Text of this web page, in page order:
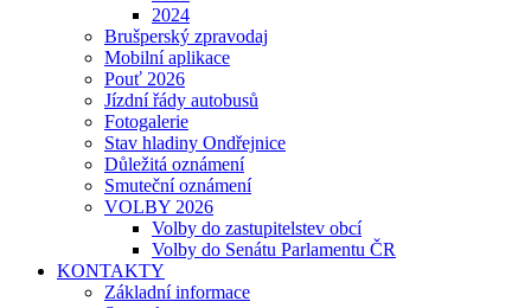
2024
Brušperský zpravodaj
Mobilní aplikace
Pouť 2026
Jízdní řády autobusů
Fotogalerie
Stav hladiny Ondřejnice
Důležitá oznámení
Smuteční oznámení
VOLBY 2026
Volby do zastupitelstev obcí
Volby do Senátu Parlamentu ČR
KONTAKTY
Základní informace